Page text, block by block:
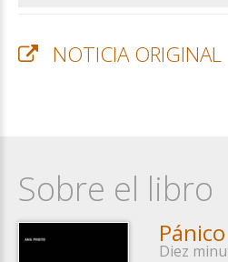
NOTICIA ORIGINAL
Sobre el libro
Pánico
Diez